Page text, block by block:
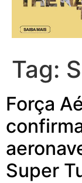
Tag:
Força
Super